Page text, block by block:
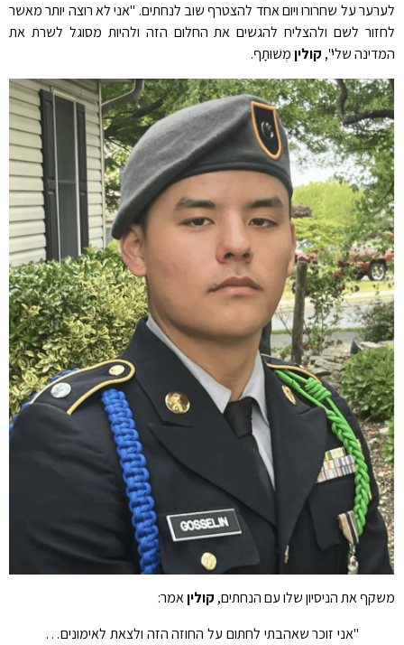
לערער על שחרורו ויום אחד להצטרף שוב לנחתים. "אני לא רוצה יותר מאשר
לחזור לשם ולהצליח להגשים את החלום הזה ולהיות מסוגל לשרת את
המדינה שלי", קוליןמְשׁוּתָף.
משקף את הניסיון שלו עם הנחתים, קוליןאמר:
"אני זוכר שאהבתי לחתום על החוזה הזה ולצאת לאימונים…